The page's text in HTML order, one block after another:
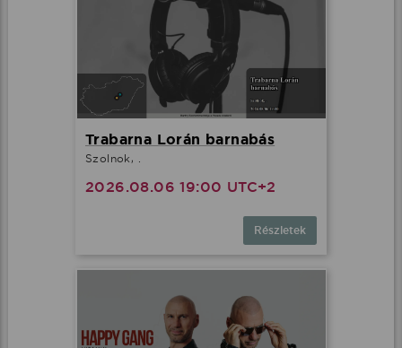
Trabarna Lorán barnabás
Szolnok, .
2026.08.06 19:00 UTC+2
Részletek